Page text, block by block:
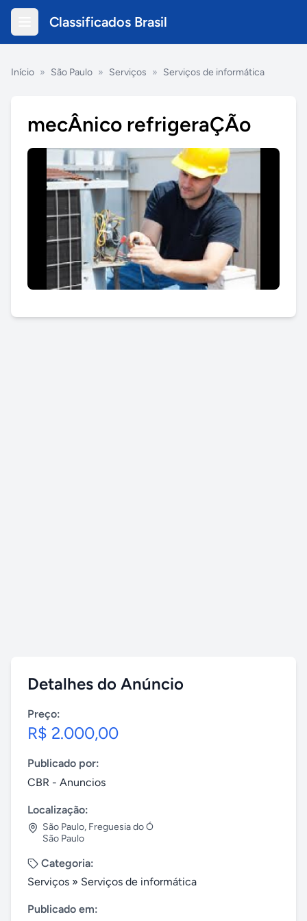
Classificados Brasil
Início » São Paulo » Serviços » Serviços de informática
mecÂnico refrigeraÇÃo
Detalhes do Anúncio
Preço:
R$ 2.000,00
Publicado por:
CBR - Anuncios
Localização:
São Paulo, Freguesia do Ó
São Paulo
Categoria:
Serviços » Serviços de informática
Publicado em: